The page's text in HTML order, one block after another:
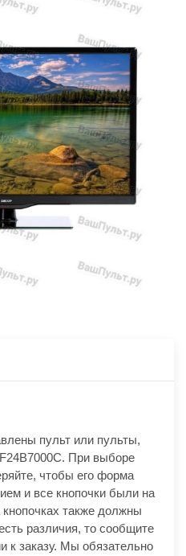
пульт или пульты,
При выборе
чтобы его форма
и все кнопочки были на
также должны
различия, то сообщите
к заказу. Мы обязательно